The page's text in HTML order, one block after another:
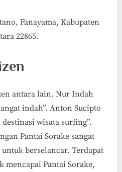
Fanayama, Kabupaten
22865.
antara lain. Nur Indah
indah”. Anton Sucipto
destinasi wisata surfing”.
Pantai Sorake sangat
berselancar. Terdapat
mencapai Pantai Sorake,